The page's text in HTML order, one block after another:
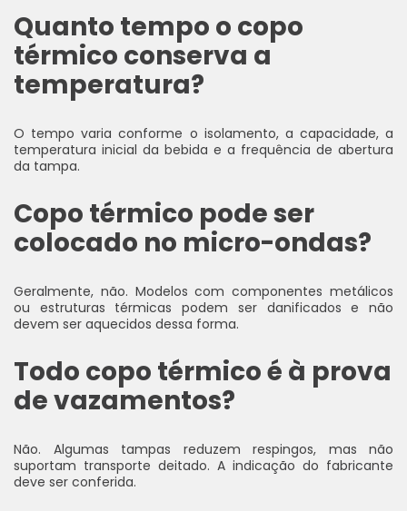
Quanto tempo o copo
térmico conserva a
temperatura?
O tempo varia conforme o isolamento, a capacidade, a
temperatura inicial da bebida e a frequência de abertura
da tampa.
Copo térmico pode ser
colocado no micro-ondas?
Geralmente, não. Modelos com componentes metálicos
ou estruturas térmicas podem ser danificados e não
devem ser aquecidos dessa forma.
Todo copo térmico é à prova
de vazamentos?
Não. Algumas tampas reduzem respingos, mas não
suportam transporte deitado. A indicação do fabricante
deve ser conferida.